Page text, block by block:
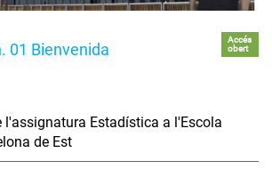
01 Bienvenida
Accés
obert
l'assignatura Estadística a l'Escola
de Est